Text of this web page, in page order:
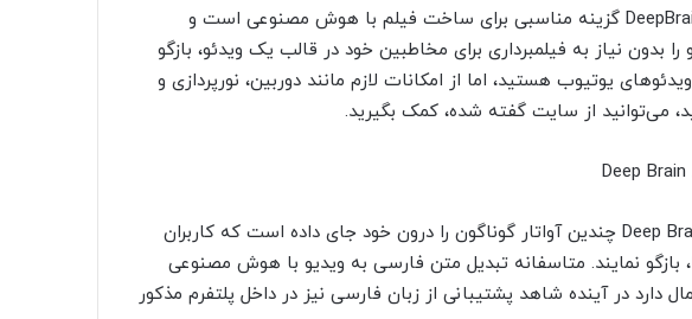
سایت هوش مصنوعی ساخت ویدیو DeepBrain.io گزینه مناسبی برای ساخت فیلم با هوش مصنوعی است و
بدون نیاز به فیلمبرداری برای مخاطبین خود در قالب یک ویدئو، بازگو
یوتیوب هستید، اما از امکانات لازم مانند دوربین، نورپردازی و
می‌توانید از سایت گفته شده، کمک بگیرید.
سرویس هوش مصنوعی ساخت ویدیو Deep Brain چندین آواتار گوناگون را درون خود جای داده است که کاربران
بازگو نمایند. متاسفانه تبدیل متن فارسی به ویدیو با هوش مصنوعی
دارد در آینده شاهد پشتیبانی از زبان فارسی نیز در داخل پلتفرم مذکور